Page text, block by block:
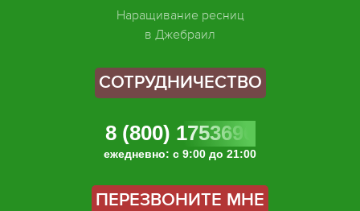
Наращивание ресниц
в Джебраил
СОТРУДНИЧЕСТВО
8 (800) 1753696
ежедневно: с 9:00 до 21:00
ПЕРЕЗВОНИТЕ МНЕ